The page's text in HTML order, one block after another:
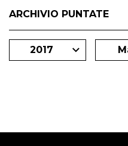
ARCHIVIO PUNTATE
2017